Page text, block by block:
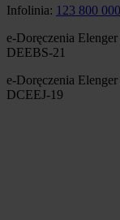
Infolinia: 123 800 000
e-Doręczenia
DEEBS-21
e-Doręczenia
DCEEJ-19